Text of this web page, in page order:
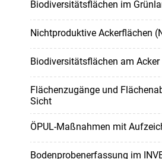
Biodiversitätsflächen im
Nichtproduktive Ackerflächen
Biodiversitätsflächen am Acker
Flächenzugänge und
Sicht
ÖPUL-Maßnahmen mit
Bodenprobenerfassung im